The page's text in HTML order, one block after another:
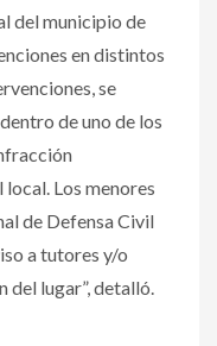
del municipio de
en distintos
se
de uno de los
Los menores
de Defensa Civil
a tutores y/o
lugar”, detalló.